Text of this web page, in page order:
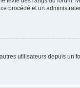
procédé et un
utilisateurs depuis un